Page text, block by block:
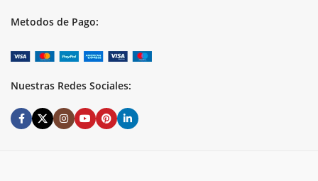
Metodos de Pago:
Nuestras Redes Sociales: